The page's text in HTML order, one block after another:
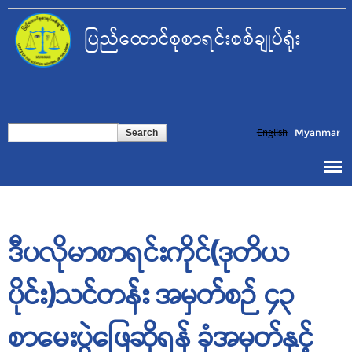
Skip to
content
ပြည်ထောင်စုစာရင်းစစ်ချုပ်ရုံး
Search form English Myanmar
ဒီပလိုမာစာရင်းကိုင်(ဒုတိယ
ပိုင်း)သင်တန်း အမှတ်စဉ် ၄၃
စာမေးပွဲဖြေဆိုရန် ခုံအမှတ်နှင့်